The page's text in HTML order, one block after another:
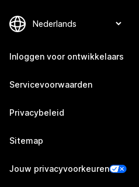
Inloggen voor ontwikkelaars
Servicevoorwaarden
Privacybeleid
Sitemap
Jouw privacyvoorkeuren